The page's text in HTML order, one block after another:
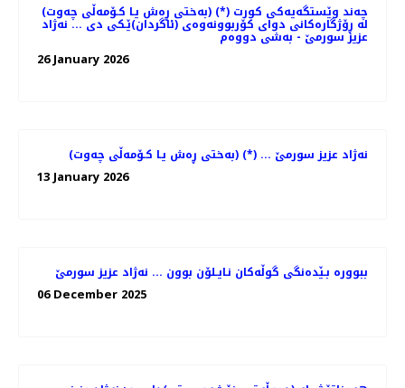
(به‌ختی ڕه‌ش یـا كـۆمه‌ڵی چه‌وت) (*) چه‌ند وێستگه‌یه‌كی كورت
له‌ ڕۆژگاره‌كانی دوای كۆربوونه‌وه‌ی (ئاگردان)ێـكی دی ... نه‌ژاد
عزیز سورمێ - به‌شی دووه‌م
26 January 2026
(به‌ختی ڕه‌ش یـا كـۆمه‌ڵی چه‌وت) (*) ... نه‌ژاد عزیز سورمێ
13 January 2026
ببووره‌ بـێده‌نگی گوڵه‌كان نـایـلۆن بوون ... نه‌ژاد عزیز سورمێ
06 December 2025